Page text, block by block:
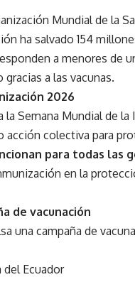
Mundial de la
ha salvado 154
a menores de
a las vacunas.
2026
la Semana Mundial de
colectiva para
para todas las
en la
de vacunación
una campaña de
del Ecuador